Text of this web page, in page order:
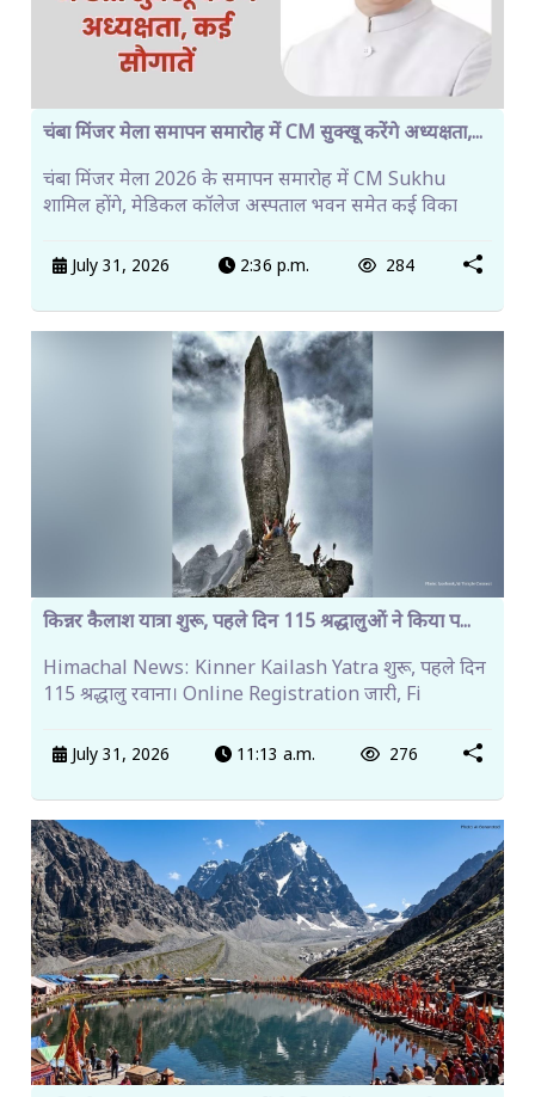
चंबा मिंजर मेला समापन समारोह में CM सुक्खू करेंगे अध्यक्षता,...
चंबा मिंजर मेला 2026 के समापन समारोह में CM Sukhu
शामिल होंगे, मेडिकल कॉलेज अस्पताल भवन समेत कई विका
July 31, 2026 2:36 p.m. 284
किन्नर कैलाश यात्रा शुरू, पहले दिन 115 श्रद्धालुओं ने किया प...
Himachal News: Kinner Kailash Yatra शुरू, पहले दिन
115 श्रद्धालु रवाना। Online Registration जारी, Fi
July 31, 2026 11:13 a.m. 276